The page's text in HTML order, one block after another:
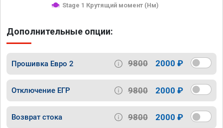
Stage 1 Крутящий момент (Нм)
Дополнительные опции:
Прошивка Евро 2 9800 2000 ₽
Отключение ЕГР 9800 2000 ₽
Возврат стока 9800 2000 ₽